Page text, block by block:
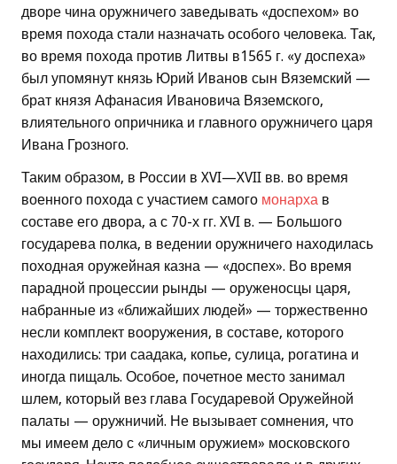
дворе чина оружничего заведывать «доспехом» во
время похода стали назначать особого человека. Так,
во время похода против Литвы в1565 г. «у доспеха»
был упомянут князь Юрий Иванов сын Вяземский —
брат князя Афанасия Ивановича Вяземского,
влиятельного опричника и главного оружничего царя
Ивана Грозного.
Таким образом, в России в XVI—XVII вв. во время
военного похода с участием самого монарха в
составе его двора, а с 70-х гг. XVI в. — Большого
государева полка, в ведении оружничего находилась
походная оружейная казна — «доспех». Во время
парадной процессии рынды — оруженосцы царя,
набранные из «ближайших людей» — торжественно
несли комплект вооружения, в составе, которого
находились: три саадака, копье, сулица, рогатина и
иногда пищаль. Особое, почетное место занимал
шлем, который вез глава Государевой Оружейной
палаты — оружничий. Не вызывает сомнения, что
мы имеем дело с «личным оружием» московского